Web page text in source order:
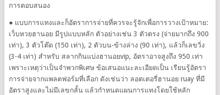
การตอบสนอง
● แบบการแทงและก็อัตราการจ่ายที่ควรจะรู้จักเพื่อการวางเป้าหมาย:
เว็บหวยฮานอย มีรูปแบบหลัก ตัวอย่างเช่น 3 ตัวตรง (จ่ายมากถึง 900
เท่า), 3 ตัวโต๊ด (150 เท่า), 2 ตัวบน-ข้างล่าง (90 เท่า), แล้วก็เลขวิ่ง
(3-4 เท่า) สำหรับ สลากกินแบ่งฮานอยvip, อัตราอาจสูงถึง 950 เท่า
เพราะเหตุว่าเป็นจำพวกพิเศษ ข้อเสนอแนะละเอียดเป็น เรียนรู้อัตรา
การจ่ายจากแพลตฟอร์มที่เลือก ดังเช่นว่า ลอตเตอรี่ฮานอย ruay ที่มี
อัตราสูงและไม่มีเลขกลั้น แล้วกำหนดแผนการแทงโดยใช้หลัก